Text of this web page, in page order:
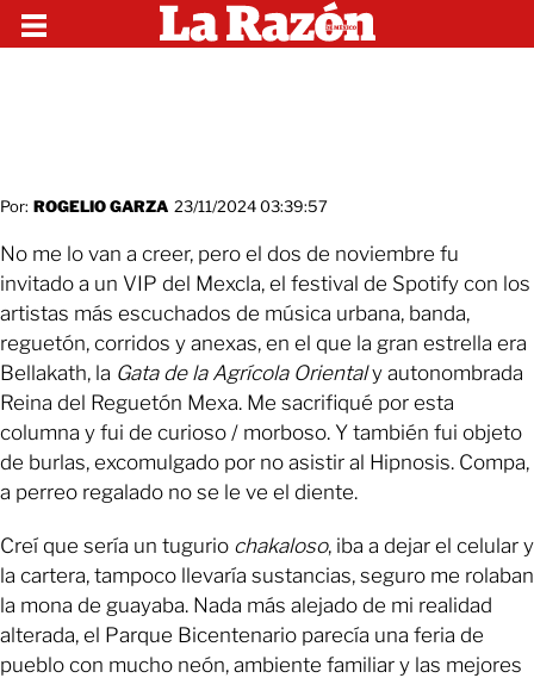
Por: ROGELIO GARZA 23/11/2024 03:39:57
No me lo van a creer, pero el dos de noviembre fu
invitado a un VIP del Mexcla, el festival de Spotify con los
artistas más escuchados de música urbana, banda,
reguetón, corridos y anexas, en el que la gran estrella era
Bellakath, la Gata de la Agrícola Orientaly autonombrada
Reina del Reguetón Mexa. Me sacrifiqué por esta
columna y fui de curioso / morboso. Y también fui objeto
de burlas, excomulgado por no asistir al Hipnosis. Compa,
a perreo regalado no se le ve el diente.
Creí que sería un tugurio chakaloso, iba a dejar el celular y
la cartera, tampoco llevaría sustancias, seguro me rolaban
la mona de guayaba. Nada más alejado de mi realidad
alterada, el Parque Bicentenario parecía una feria de
pueblo con mucho neón, ambiente familiar y las mejores